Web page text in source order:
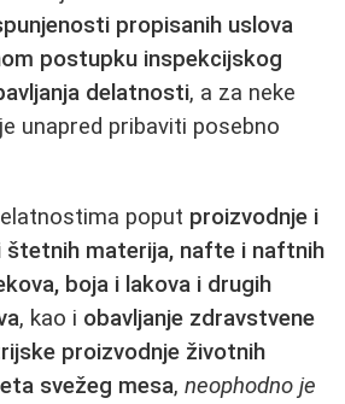
propisanih uslova
postupku inspekcijskog
delatnosti, a za neke
unapred pribaviti posebno
poput proizvodnje i
štetnih materija, nafte i naftnih
boja i lakova i drugih
, kao i obavljanje zdravstvene
proizvodnje životnih
svežeg mesa, neophodno je